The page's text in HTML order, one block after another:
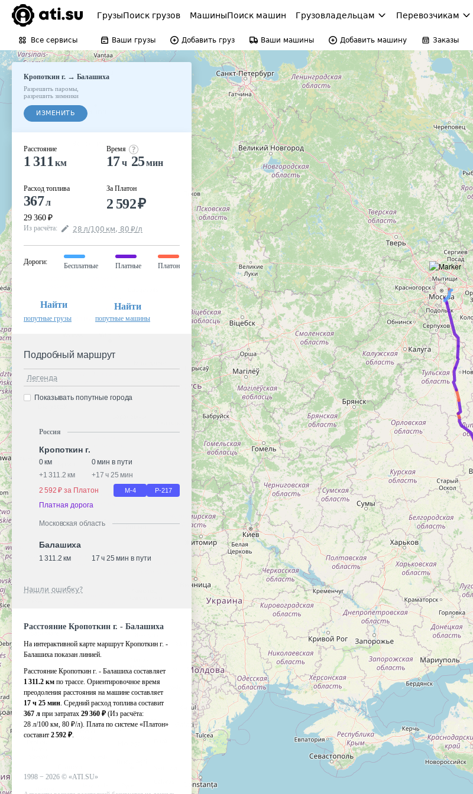
ГрузыПоиск грузов МашиныПоиск машин Грузовладельцам Перевозчикам
Все сервисы Ваши грузы Добавить груз Ваши машины Добавить машину Заказы
Кропоткин г.→ Балашиха
Разрешить паромы
разрешить зимники
ИЗМЕНИТЬ
Расстояние
1 311 км
Расход топлива
367л
29 360 ₽
Время
17ч 25 мин
За Платон
2 592₽
Из расчёта: 28 л/100 км, 80 ₽/л
Дороги:
Бесплатные Платные Платон
Найти
попутные грузы
Найти
попутные машины
Подробный маршрут
Легенда
Показывать попутные города
Россия
Кропоткин г.
0 км
0 мин в пути
+1 311.2 км +17 ч 25 мин
2 592 ₽ за Платон
М-4 Р-217
Платная дорога
Московская область
Балашиха
1 311.2 км 17 ч 25 мин в пути
Нашли ошибку?
Расстояние Кропоткин г. - Балашиха
На интерактивной карте маршрут Кропоткин г. -
Балашиха показан линией.
Расстояние Кропоткин г. - Балашиха составляет
1 311.2 км по трассе. Ориентировочное время
преодоления расстояния на машине составляет
17 ч 25 мин. Средний расход топлива составит
367 л при затратах 29 360 ₽ (Из расчёта:
28 л/100 км, 80 ₽/л). Плата по системе «Платон»
составит 2 592 ₽.
1998 − 2026 © «ATI.SU»